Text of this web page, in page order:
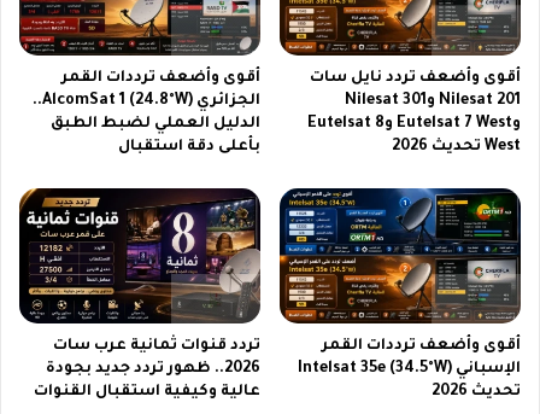
ئ
ل
ا
ق
ص
ا
د
ي
ة
ب
ك
م
ر
ق
ي
ة
د
ق
ة
2
أقوى وأضعف تردد نايل سات
Nilesat 201 وNilesat 301
وEutelsat 7 West وEutelsat 8
West تحديث 2026
أقوى وأضعف ترددات القمر
الجزائري AlcomSat 1 (24.8°W)..
الدليل العملي لضبط الطبق
بأعلى دقة استقبال
أقوى وأضعف ترددات القمر
الإسباني Intelsat 35e (34.5°W)
تحديث 2026
تردد قنوات ثمانية عرب سات
2026.. ظهور تردد جديد بجودة
عالية وكيفية استقبال القنوات